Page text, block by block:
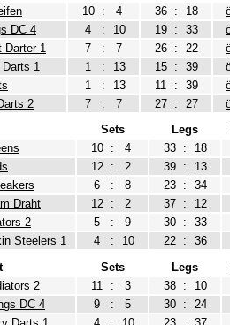
10 : 4 36 : 18
DC 4 4 : 10 19 : 33
Darter 1 7 : 7 26 : 22
1 1 : 13 15 : 39
1 : 13 11 : 39
2 7 : 7 27 : 27
Sets Legs
10 : 4 33 : 18
12 : 2 39 : 13
6 : 8 23 : 34
Draht 12 : 2 37 : 12
2 5 : 9 30 : 33
Steelers 1 4 : 10 22 : 36
Sets Legs
2 11 : 3 38 : 10
DC 4 9 : 5 30 : 24